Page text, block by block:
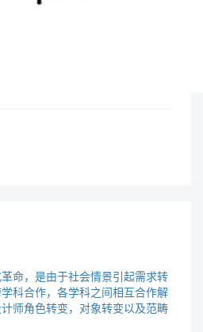
命，是由于社会情景引起需求转
科合作，各学科之间相互合作解
师角色转变，对象转变以及范畴